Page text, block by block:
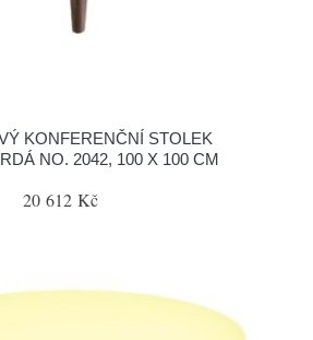
KONFERENČNÍ STOLEK
NO. 2042, 100 X 100 CM
20 612 Kč